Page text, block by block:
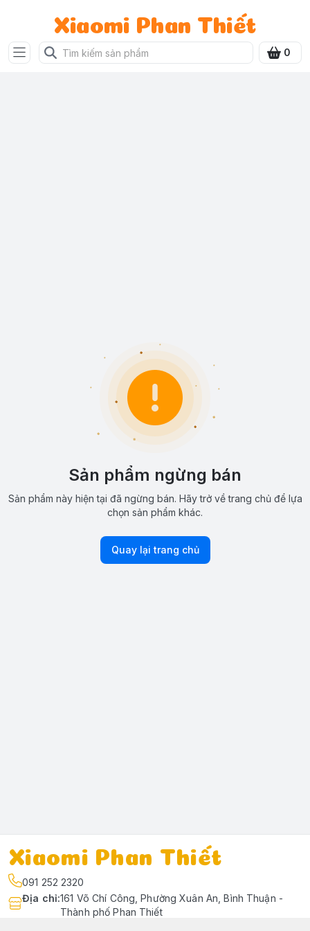
Xiaomi Phan Thiết
0
Sản phẩm ngừng bán
Sản phẩm này hiện tại đã ngừng bán. Hãy trở về trang chủ để lựa
chọn sản phẩm khác.
Quay lại trang chủ
Xiaomi Phan Thiết
091 252 2320
Địa chỉ:161 Võ Chí Công, Phường Xuân An, Bình Thuận -
Thành phố Phan Thiết